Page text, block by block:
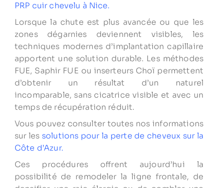
PRP cuir chevelu à Nice.
Lorsque la chute est plus avancée ou que les
zones dégarnies deviennent visibles, les
techniques modernes d’implantation capillaire
apportent une solution durable. Les méthodes
FUE, Saphir FUE ou inserteurs Choï permettent
d’obtenir un résultat d’un naturel
incomparable, sans cicatrice visible et avec un
temps de récupération réduit.
Vous pouvez consulter toutes nos informations
sur les solutions pour la perte de cheveux sur la
Côte d’Azur.
Ces procédures offrent aujourd’hui la
possibilité de remodeler la ligne frontale, de